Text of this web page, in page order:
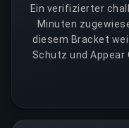
Ein verifizierter
Minuten
diesem Bracket
Schutz und Appear